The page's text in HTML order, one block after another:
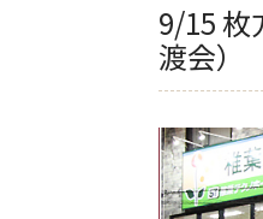
9/15 枚
渡会）